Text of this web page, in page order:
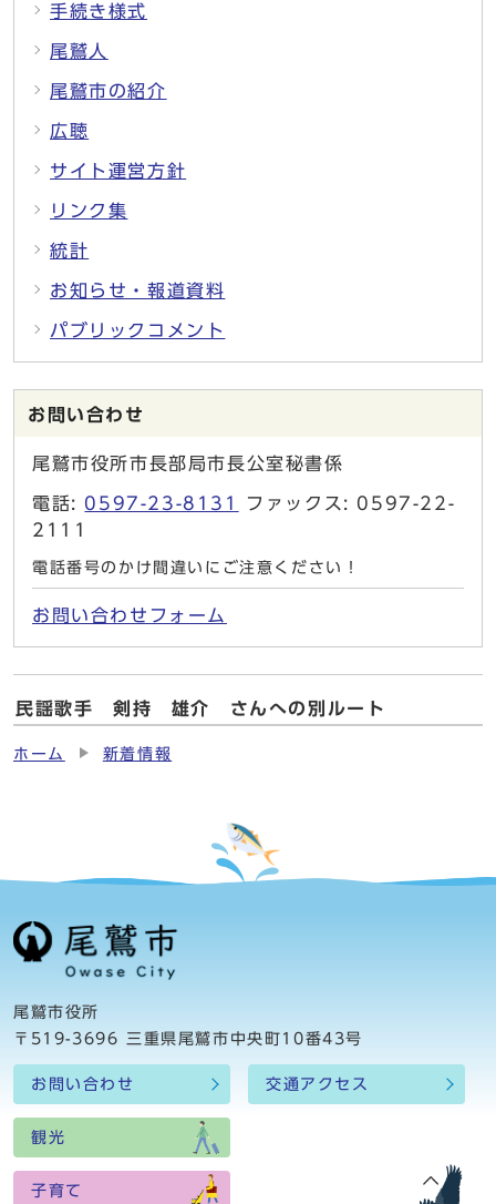
手続き様式
尾鷲人
尾鷲市の紹介
広聴
サイト運営方針
リンク集
統計
お知らせ・報道資料
パブリックコメント
お問い合わせ
尾鷲市役所市長部局市長公室秘書係
電話: 0597-23-8131
ファックス: 0597-22-
2111
電話番号のかけ間違いにご注意ください！
お問い合わせフォーム
民謡歌手 剣持 雄介 さんへの別ルート
ホーム 新着情報
尾鷲市役所
〒519-3696 三重県尾鷲市中央町10番43号
お問い合わせ 交通アクセス
観光
子育て